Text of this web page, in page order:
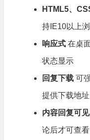
HTML5、
持IE10以上
响应式 在桌
状态显示
回复下载可
提供下载地址
内容回复可见
论后才可查